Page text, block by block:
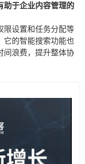
助于企业内容管理的
限设置和任务分配等
它的智能搜索功能也
间浪费，提升整体协